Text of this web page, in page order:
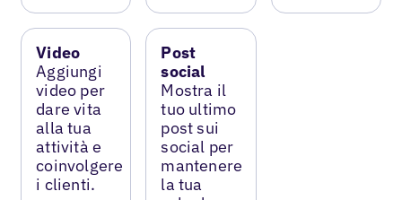
Video
Aggiungi
video per
dare vita
alla tua
attività e
coinvolgere
i clienti.
Post
social
Mostra il
tuo ultimo
post sui
social per
mantenere
la tua